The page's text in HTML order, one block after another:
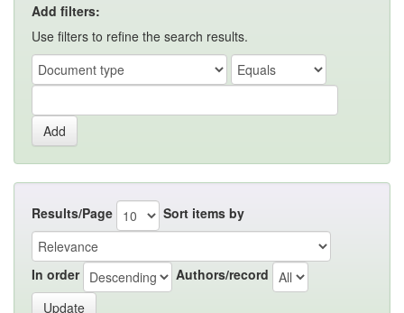
Add filters:
Use filters to refine the search results.
Results/Page Sort items by
In order Authors/record